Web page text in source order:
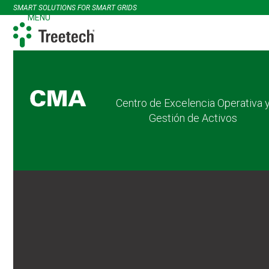
Skip
to
content
SMART SOLUTIONS FOR SMART GRIDS
MENU
Open
mobile
menu
Close
mobile
menu
Centro de Excelencia Operativa
Gestión de Activos